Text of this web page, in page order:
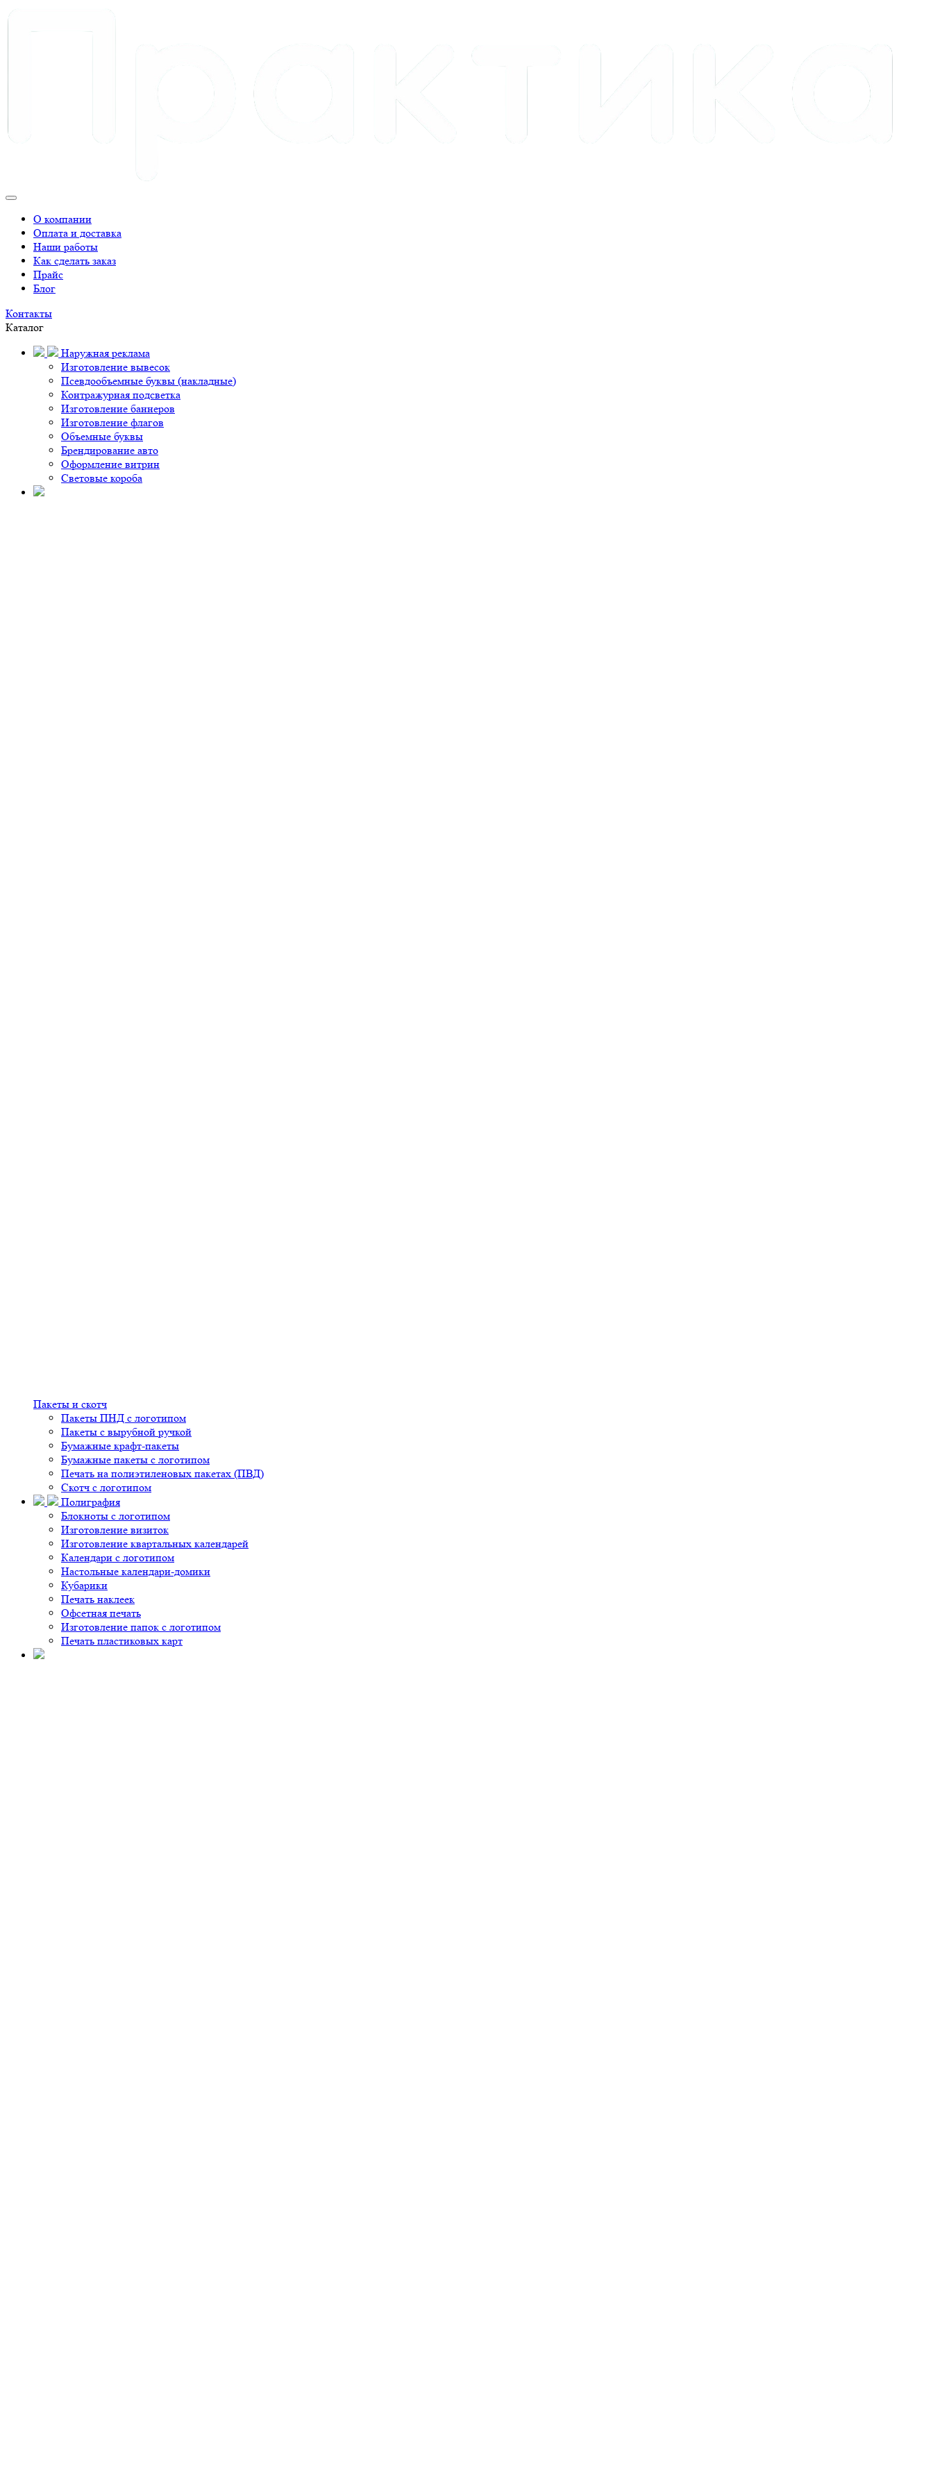
О компании
Оплата и доставка
Наши работы
Как сделать заказ
Прайс
Блог
Контакты
Каталог
Наружная реклама
Изготовление вывесок
Псевдообъемные буквы (накладные)
Контражурная подсветка
Изготовление баннеров
Изготовление флагов
Объемные буквы
Брендирование авто
Оформление витрин
Световые короба
Пакеты и скотч
Пакеты ПНД с логотипом
Пакеты с вырубной ручкой
Бумажные крафт-пакеты
Бумажные пакеты с логотипом
Печать на полиэтиленовых пакетах (ПВД)
Скотч с логотипом
Полиграфия
Блокноты с логотипом
Изготовление визиток
Изготовление квартальных календарей
Календари с логотипом
Настольные календари-домики
Кубарики
Печать наклеек
Офсетная печать
Изготовление папок с логотипом
Печать пластиковых карт